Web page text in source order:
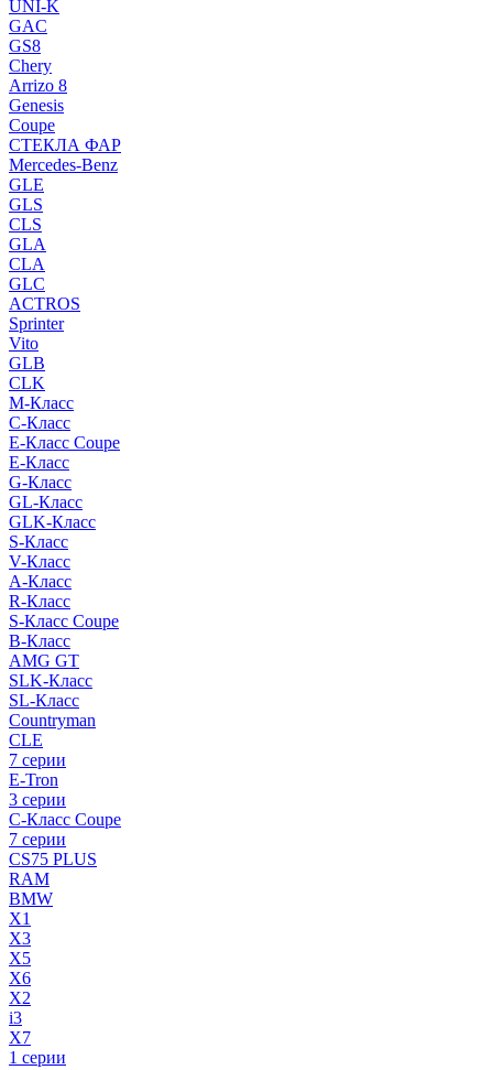
UNI-K
GAC
GS8
Chery
Arrizo 8
Genesis
Coupe
СТЕКЛА ФАР
Mercedes-Benz
GLE
GLS
CLS
GLA
CLA
GLC
ACTROS
Sprinter
Vito
GLB
CLK
M-Класс
C-Класс
E-Класс Coupe
E-Класс
G-Класс
GL-Класс
GLK-Класс
S-Класс
V-Класс
A-Класс
R-Класс
S-Класс Сoupe
B-Класс
AMG GT
SLK-Класс
SL-Класс
Countryman
CLE
7 серии
E-Tron
3 серии
C-Класс Coupe
7 серии
CS75 PLUS
RAM
BMW
X1
X3
X5
X6
X2
i3
X7
1 серии